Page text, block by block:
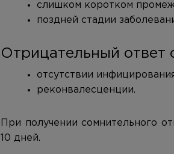
слишком коротком
поздней стадии
Отрицательный ответ
отсутствии
реконвалесценции.
При получении сомнительного
10 дней.